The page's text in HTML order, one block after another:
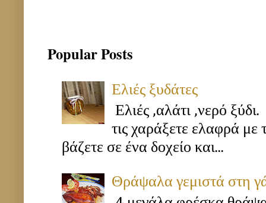
Popular Posts
Ελιές ξυδάτες
Ελιές ,αλάτι ,νερό
τις χαράξετε ελαφρά με
βάζετε σε ένα δοχείο και...
Θράψαλα γεμιστά στη